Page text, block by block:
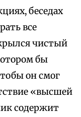
беседах
все
чистый
бы
он смог
«высшей
содержит